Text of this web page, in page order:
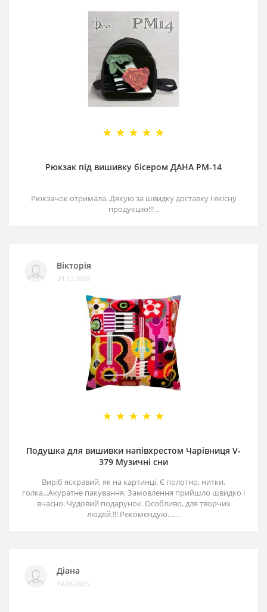
Рюкзак під вишивку бісером ДАНА РМ-14
Рюкзачок отримала. Дякую за швидку доставку і якісну
продукцію!!! ..
Вікторія
21.12.2023
Подушка для вишивки напівхрестом Чарівниця V-
379 Музичні сни
Виріб яскравий, як на картинці. Є полотно, нитки,
голка...Акуратне пакування. Замовлення прийшло швидко і
вчасно. Чудовий подарунок. Особливо, для творчих
людей.!!! Рекомендую.... ..
Діана
19.06.2023